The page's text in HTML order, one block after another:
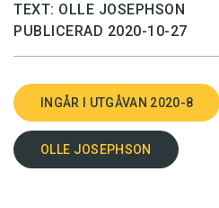
TEXT: OLLE JOSEPHSON
PUBLICERAD 2020-10-27
INGÅR I UTGÅVAN 2020-8
OLLE JOSEPHSON